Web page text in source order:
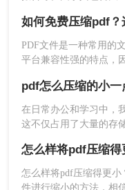
需要注意的是，降
的显示效果和质量
文件时需要权衡显
三、删除不必要
PDF文件中可能包
效减小PDF文件的
软件（如Foxit PDF
Smallpdf）删除这
PDF文件的大小，可以
件怎么压缩得更小吧。
如何免费压缩pdf
PDF文件是一种常用的
平台兼容性强的特点，
息而变得非常大，占用
本文将介绍如何免费压
在日常办公和学习中，
这不仅占用了大量的存
三种实用的PDF压缩方
小。
怎么样将pdf压缩得
怎么样将pdf压缩得更
件进行缩小的方法，相